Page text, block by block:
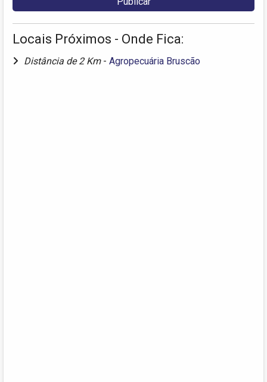
Locais Próximos - Onde Fica:
Distância de 2 Km - Agropecuária Bruscão